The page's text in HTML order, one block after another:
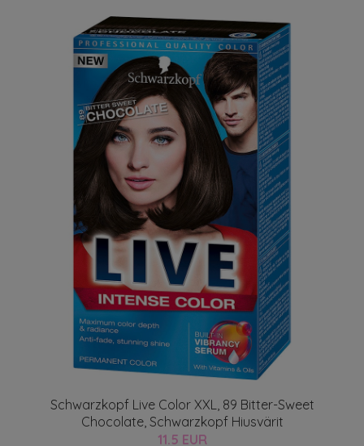
Schwarzkopf Live Color XXL, 89 Bitter-Sweet
Chocolate, Schwarzkopf Hiusvärit
11.5 EUR